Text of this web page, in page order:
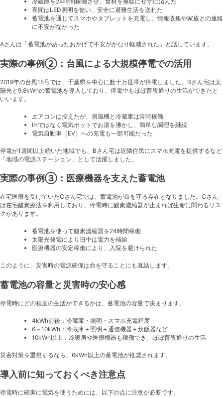
夜間はLED照明を使い、安全に避難生活を送れた
蓄電池を通じてスマホやタブレットを充電し、情報収集や家族との連絡
に不安がなかった
Aさんは「蓄電池があったおかげで不安がかなり軽減された」と話しています。
実際の事例②：台風による大規模停電での活用
2019年の台風15号では、千葉県を中心に数十万世帯が停電しました。Bさん宅は太
陽光と9.8kWhの蓄電池を導入しており、停電中もほぼ普段通りの生活ができたと
いいます。
エアコンは控えたが、扇風機と冷蔵庫は常時稼働
IHではなく電気ポットでお湯を沸かし、簡単な調理を継続
電気自動車（EV）への充電も一部可能だった
停電が1週間以上続いた地域でも、Bさん宅は近隣住民にスマホ充電を提供するなど
「地域の電源ステーション」として活躍しました。
実際の事例③：医療機器を支えた蓄電池
在宅医療を受けていたCさん宅では、蓄電池が命を守る存在となりました。Cさん
は在宅酸素療法を利用しており、停電時に酸素濃縮器が止まれば生命に関わるリス
クがあります。
蓄電池を使って酸素濃縮器を24時間稼働
太陽光発電により日中は電力を補給
医療機器の安定稼働により、入院を避けられた
このように、災害時の電源確保は命を守ることにも直結します。
蓄電池の容量と災害時の安心感
停電時にどの程度の生活ができるかは、蓄電池の容量で決まります。
4kWh前後：冷蔵庫・照明・スマホ充電程度
6～10kWh：冷蔵庫＋照明＋通信機器＋炊飯器など
10kWh以上：冷暖房や医療機器も稼働でき、ほぼ普段通りの生活
災害対策を重視するなら、6kWh以上の蓄電池が推奨されます。
導入前に知っておくべき注意点
停電時に確実に電気を使うためには、以下の点に注意が必要です。